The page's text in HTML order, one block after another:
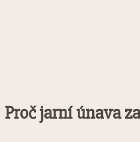
Proč jarní únava